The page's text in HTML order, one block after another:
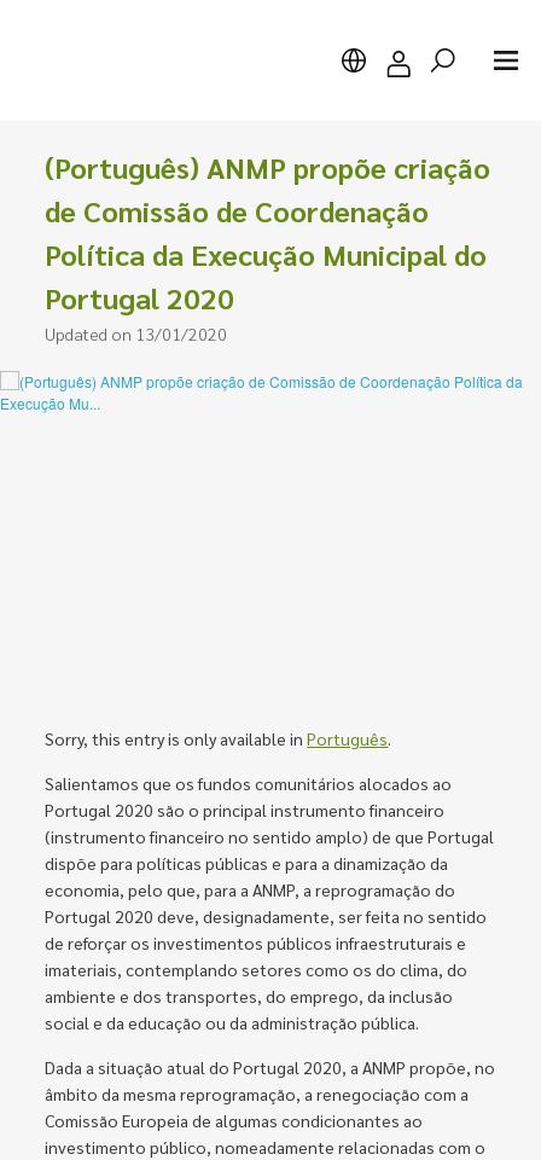
Search
(Português) ANMP propõe criação
de Comissão de Coordenação
Política da Execução Municipal do
Portugal 2020
Updated on 13/01/2020
Sorry, this entry is only available inPortuguês.
Salientamos que os fundos comunitários alocados ao
Portugal 2020 são o principal instrumento financeiro
(instrumento financeiro no sentido amplo) de que Portugal
dispõe para políticas públicas e para a dinamização da
economia, pelo que, para a ANMP, a reprogramação do
Portugal 2020 deve, designadamente, ser feita no sentido
de reforçar os investimentos públicos infraestruturais e
imateriais, contemplando setores como os do clima, do
ambiente e dos transportes, do emprego, da inclusão
social e da educação ou da administração pública.
Dada a situação atual do Portugal 2020, a ANMP propõe, no
âmbito da mesma reprogramação, a renegociação com a
Comissão Europeia de algumas condicionantes ao
investimento público, nomeadamente relacionadas com o